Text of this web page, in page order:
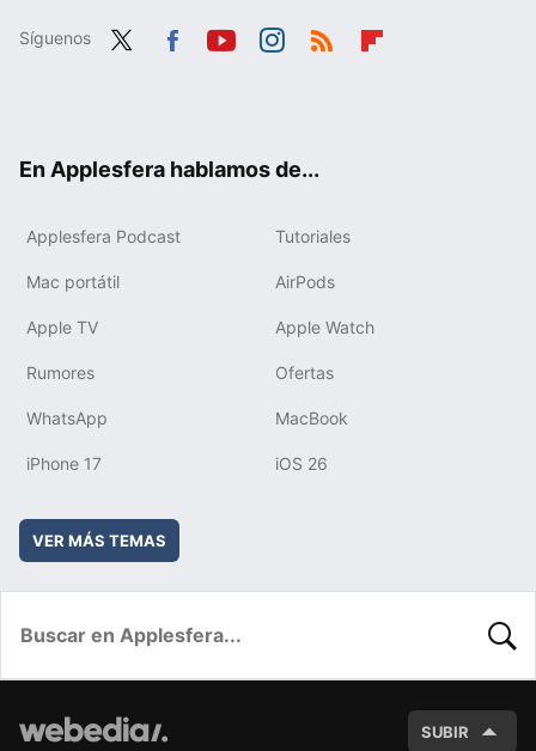
Síguenos
En Applesfera hablamos de...
Applesfera Podcast Tutoriales
Mac portátil AirPods
Apple TV Apple Watch
Rumores Ofertas
WhatsApp MacBook
iPhone 17 iOS 26
VER MÁS TEMAS
SUBIR